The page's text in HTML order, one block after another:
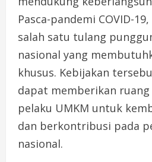
Pasca-pandemi COVID-
salah satu tulang
nasional yang
khusus. Kebijakan
dapat memberikan
pelaku UMKM untuk
dan berkontribusi pada
nasional.